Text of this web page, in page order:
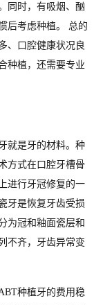
同时，有吸烟、酗
后考虑种植。 总的
、口腔健康状况良
种植，还需要专业
就是牙的材料。种
方式在口腔牙槽骨
进行牙冠修复的一
牙是恢复牙齿受损
为冠和釉面瓷层和
不齐，牙齿异常变
种植牙的费用稳